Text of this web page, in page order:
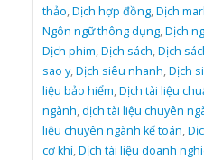
thảo,Dịch hợp đồng,Dịch
Ngôn ngữ thông dụng,Dịch
Dịch phim,Dịch sách,Dịch
sao y,Dịch siêu nhanh,Dịch
liệu bảo hiểm,Dịch tài liệu
ngành,dịch tài liệu chuyên
liệu chuyên ngành kế toán,
cơ khí,Dịch tài liệu doanh